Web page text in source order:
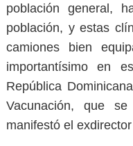
población general,
población, y estas
camiones bien
importantísimo en
República
Vacunación, que
manifestó el